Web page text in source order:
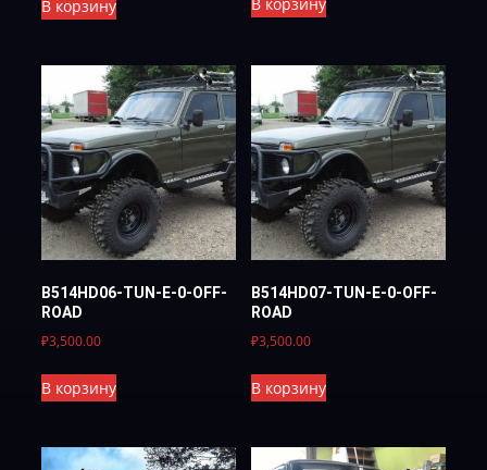
В корзину В корзину
B514HD06-TUN-E-0-OFF-
ROAD
₽3,500.00
В корзину
B514HD07-TUN-E-0-OFF-
ROAD
₽3,500.00
В корзину